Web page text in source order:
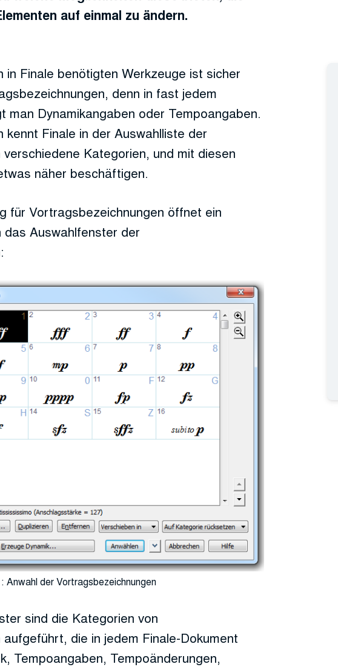
auf einmal zu ändern.
in Finale benötigten Werkzeuge ist sicher
denn in fast jedem
man Dynamikangaben oder Tempoangaben.
kennt Finale in der Auswahlliste der
Kategorien, und mit diesen
näher beschäftigen.
für Vortragsbezeichnungen öffnet ein
das Auswahlfenster der
Anwahl der Vortragsbezeichnungen
sind die Kategorien von
die in jedem Finale-Dokument
Tempoangaben, Tempoänderungen,